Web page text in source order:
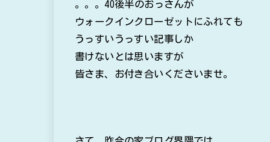
。。。40後半のおっさんが
ウォークインクローゼットにふれても
うっすいうっすい記事しか
書けないとは思いますが
皆さま、お付き合いくださいませ。